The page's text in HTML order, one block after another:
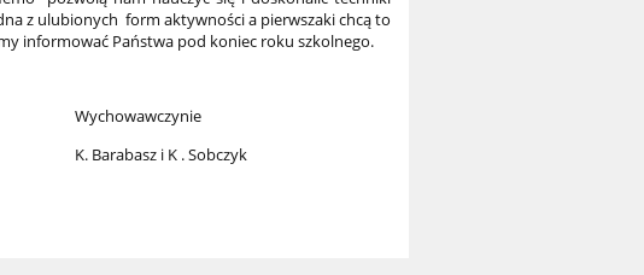
z ulubionych form aktywności a pierwszaki chcą to
informować Państwa pod koniec roku szkolnego.
Sobczyk